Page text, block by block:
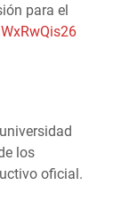
para el
los
oficial.